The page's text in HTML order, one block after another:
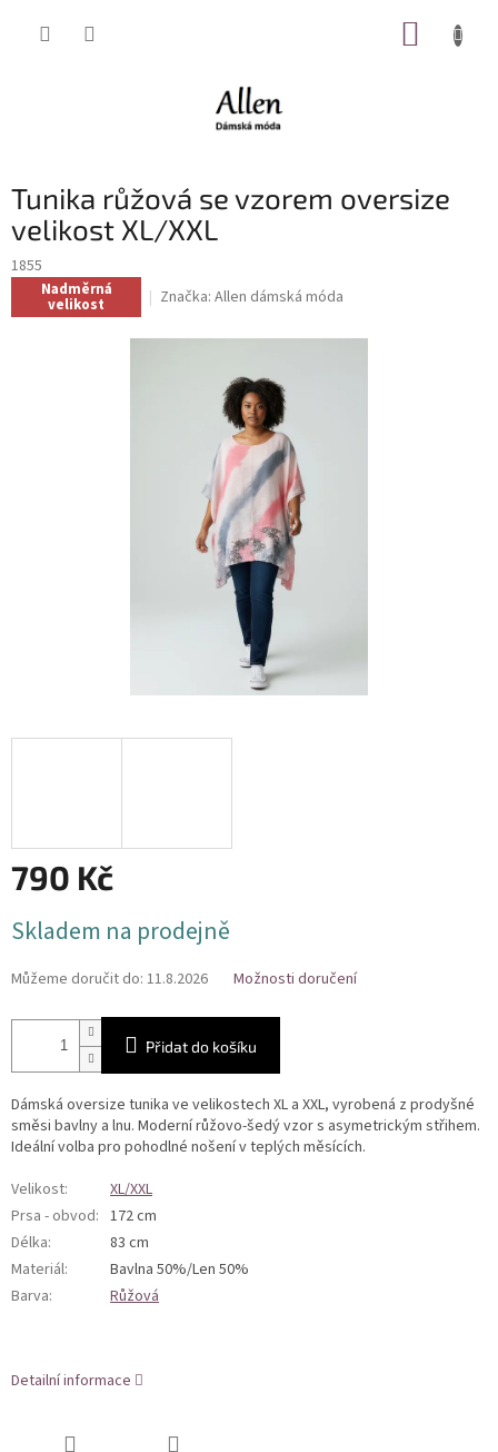
Tunika růžová se vzorem oversize
velikost XL/XXL
1855
Nadměrná
velikost Značka: Allen dámská móda
790 Kč
cena:
Skladem na prodejně
Můžeme doručit do: 11.8.2026 Možnosti doručení
Přidat do košíku
Dámská oversize tunika ve velikostech XL a XXL, vyrobená z prodyšné
směsi bavlny a lnu. Moderní růžovo-šedý vzor s asymetrickým střihem.
Ideální volba pro pohodlné nošení v teplých měsících.
Velikost:
XL/XXL
Prsa - obvod: 172 cm
Délka:
83 cm
Materiál:
Bavlna 50%/Len 50%
Barva: Růžová
Detailní informace